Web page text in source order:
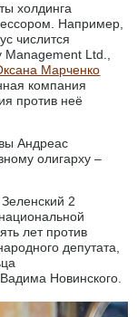
холдинга
Например,
числится
Management Ltd.,
Марченко
компания
против неё
Андреас
олигарху –
2
лет против
депутата,
Новинского.